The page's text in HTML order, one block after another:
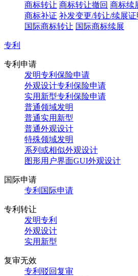
商标转让 商标转让撤回 商标续
商标补证 补发变更/转让/续展
国际商标转让 国际商标续展
专利
专利申请
发明专利保险申请
外观设计专利保险申请
实用新型专利保险申请
普通领域发明
普通实用新型
普通外观设计
特殊领域发明
系列或相似外观设计
图形用户界面GUI外观设计
国际申请
专利国际申请
专利转让
发明专利
外观设计
实用新型
复审无效
专利驳回复审